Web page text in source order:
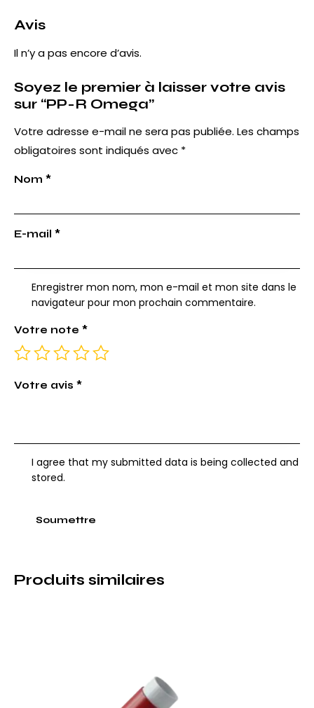
Avis
Il n’y a pas encore d’avis.
Soyez le premier à laisser votre avis
sur “PP-R Omega”
Votre adresse e-mail ne sera pas publiée. Les champs
obligatoires sont indiqués avec *
Nom *
E-mail *
Enregistrer mon nom, mon e-mail et mon site dans le
navigateur pour mon prochain commentaire.
Votre note *
Votre avis *
I agree that my submitted data is being collected and
stored.
Produits similaires